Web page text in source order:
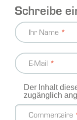
Schreibe
Ihr Name
E-Mail
Der Inhalt
zugänglich
Commentaire